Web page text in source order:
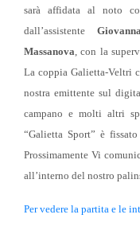
sarà affidata al noto
dall’assistente
Massanova, con la
La coppia Galietta-Veltri
nostra emittente sul
campano e molti altri
“Galietta Sport” è
Prossimamente Vi
all’interno del nostro
Per vedere la partita e le